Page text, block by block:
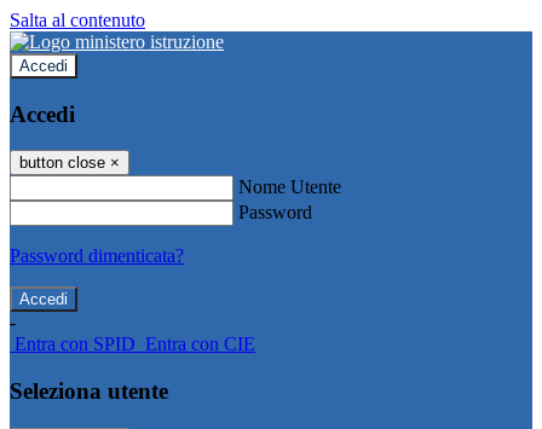
Salta al contenuto
Accedi
Accedi
button close ×
Nome Utente
Password
Password dimenticata?
-
Entra con SPID Entra con CIE
Seleziona utente